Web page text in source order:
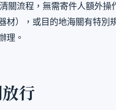
關流程，無需寄件人額外操
材），或目的地海關有特別
理。
行